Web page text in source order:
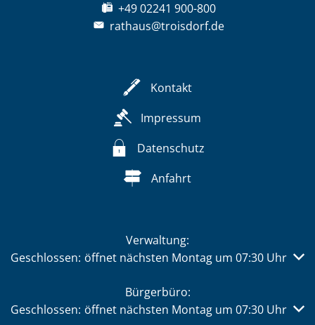
+49 02241 900-800
rathaus@troisdorf.de
Kontakt
Impressum
Datenschutz
Anfahrt
Verwaltung:
Klicken, um weitere Öffnungs- oder Schließzeiten
Geschlossen: öffnet nächsten Montag um 07:30 Uhr
Bürgerbüro:
Klicken, um weitere Öffnungs- oder Schließzeiten
Geschlossen: öffnet nächsten Montag um 07:30 Uhr